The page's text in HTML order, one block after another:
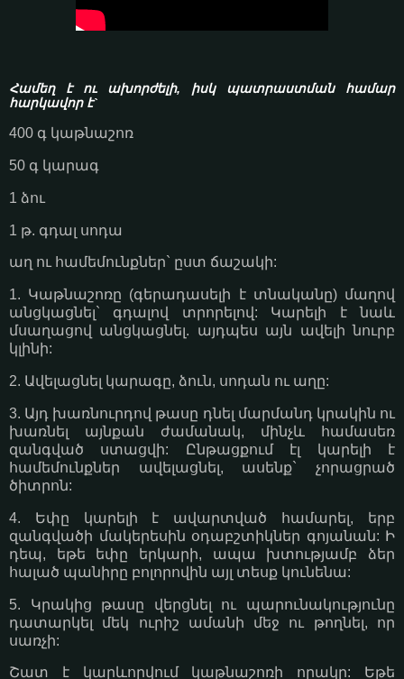
Համեղ է ու ախորժելի, իսկ պատրաստման համար
հարկավոր է`
400 գ կաթնաշոռ
50 գ կարագ
1 ձու
1 թ. գդալ սոդա
աղ ու համեմունքներ` ըստ ճաշակի:
1. Կաթնաշոռը (գերադասելի է տնականը) մաղով
անցկացնել` գդալով տրորելով: Կարելի է նաև
մսաղացով անցկացնել. այդպես այն ավելի նուրբ
կլինի:
2. Ավելացնել կարագը, ձուն, սոդան ու աղը:
3. Այդ խառնուրդով թասը դնել մարմանդ կրակին ու
խառնել այնքան ժամանակ, մինչև համասեռ
զանգված ստացվի: Ընթացքում էլ կարելի է
համեմունքներ ավելացնել, ասենք` չորացրած
ծիտրոն:
4. Եփը կարելի է ավարտված համարել, երբ
զանգվածի մակերեսին օդաբշտիկներ գոյանան: Ի
դեպ, եթե եփը երկարի, ապա խտությամբ ձեր
հալած պանիրը բոլորովին այլ տեսք կունենա:
5. Կրակից թասը վերցնել ու պարունակությունը
դատարկել մեկ ուրիշ ամանի մեջ ու թողնել, որ
սառչի:
Շատ է կարևորվում կաթնաշոռի որակը: Եթե